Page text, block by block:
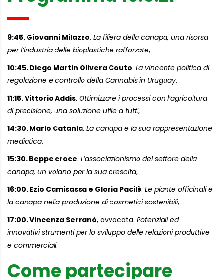
9:45. Giovanni Milazzo. La filiera della canapa, una risorsa
per l’industria delle bioplastiche rafforzate,
10:45. Diego Martin Olivera Couto. La vincente politica di
regolazione e controllo della Cannabis in Uruguay,
11:15. Vittorio Addis. Ottimizzare i processi con l’agricoltura
di precisione, una soluzione utile a tutti,
14:30. Mario Catania. La canapa e la sua rappresentazione
mediatica,
15:30. Beppe croce. L’associazionismo del settore della
canapa, un volano per la sua crescita,
16:00. Ezio Camisassa e Gloria Pacilè. Le piante officinali e
la canapa nella produzione di cosmetici sostenibili,
17:00. Vincenza Serranó, avvocata. Potenziali ed
innovativi strumenti per lo sviluppo delle relazioni produttive
e commerciali.
Come partecipare